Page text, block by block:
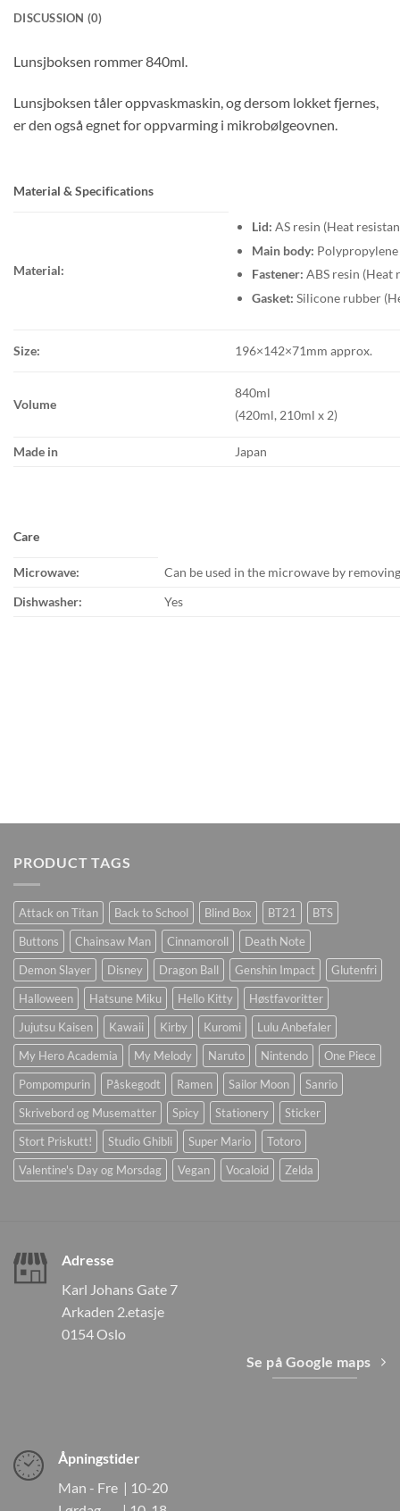
DISCUSSION (0)
Lunsjboksen rommer 840ml.
Lunsjboksen tåler oppvaskmaskin, og dersom lokket fjernes,
er den også egnet for oppvarming i mikrobølgeovnen.
Material & Specifications
Material:
Lid: AS resin (Heat
Main body: Polypropylene
Fastener: ABS resin (Heat
Gasket: Silicone rubber
Size: 196×142×71mm approx.
Volume
840ml
(420ml, 210ml x 2)
Made in Japan
Care
Microwave:
Can be used in the microwave by
Dishwasher:
Yes
PRODUCT TAGS
Attack on Titan Back to School Blind Box BT21
BTS
Buttons
Chainsaw Man Cinnamoroll
Death Note
Demon Slayer
Disney Dragon Ball Genshin Impact
Glutenfri
Halloween
Hatsune Miku Hello Kitty
Høstfavoritter
Jujutsu Kaisen
Kawaii Kirby Kuromi
Lulu Anbefaler
My Hero Academia
My Melody Naruto Nintendo
One Piece
Pompompurin
Påskegodt Ramen Sailor Moon
Sanrio
Skrivebord og Musematter
Spicy Stationery
Sticker
Stort Priskutt!
Studio Ghibli Super Mario
Totoro
Valentine's Day og Morsdag
Vegan Vocaloid Zelda
Adresse
Karl Johans Gate 7
Arkaden 2.etasje
0154 Oslo
Se på Google maps
Åpningstider
Man - Fre | 10-20